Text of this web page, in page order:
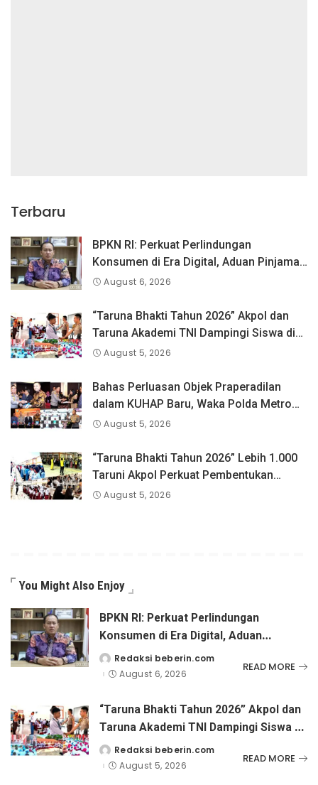
Terbaru
BPKN RI: Perkuat Perlindungan
Konsumen di Era Digital, Aduan Pinjaman
Online Masih Menjadi Perhatian Serius
August 6, 2026
“Taruna Bhakti Tahun 2026” Akpol dan
Taruna Akademi TNI Dampingi Siswa di
73 Sekolah Rakyat
August 5, 2026
Bahas Perluasan Objek Praperadilan
dalam KUHAP Baru, Waka Polda Metro
Jaya Buka Seminar Hukum
August 5, 2026
“Taruna Bhakti Tahun 2026” Lebih 1.000
Taruni Akpol Perkuat Pembentukan
Karakter Siswa Sekolah Rakyat
August 5, 2026
You Might Also Enjoy
BPKN RI: Perkuat Perlindungan
Konsumen di Era Digital, Aduan
Pinjaman Online Masih Menjadi
Perhatian Serius
Posted
by
Redaksi beberin.com
August 6, 2026
READ MORE
“Taruna Bhakti Tahun 2026” Akpol dan
Taruna Akademi TNI Dampingi Siswa di
73 Sekolah Rakyat
Posted
by
Redaksi beberin.com
August 5, 2026
READ MORE